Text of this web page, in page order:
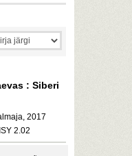
: Siberi
2017
2.02